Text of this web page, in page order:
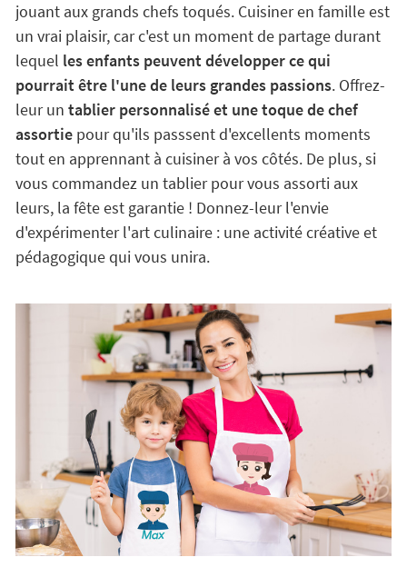
jouant aux grands chefs toqués. Cuisiner en famille est
un vrai plaisir, car c'est un moment de partage durant
lequel les enfants peuvent développer ce qui
pourrait être l'une de leurs grandes passions. Offrez-
leur un tablier personnalisé et une toque de chef
assortiepour qu'ils passsent d'excellents moments
tout en apprennant à cuisiner à vos côtés. De plus, si
vous commandez un tablier pour vous assorti aux
leurs, la fête est garantie ! Donnez-leur l'envie
d'expérimenter l'art culinaire : une activité créative et
pédagogique qui vous unira.